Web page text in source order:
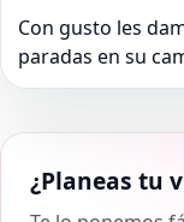
Con gusto les
paradas en su
¿Planeas tu